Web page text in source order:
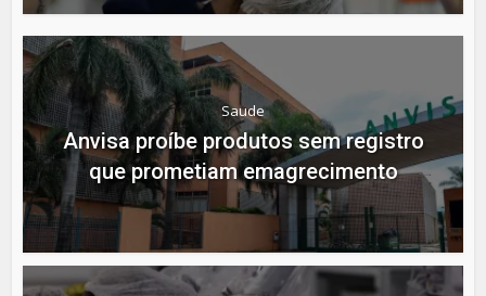
Saude
Anvisa proíbe produtos sem registro
que prometiam emagrecimento